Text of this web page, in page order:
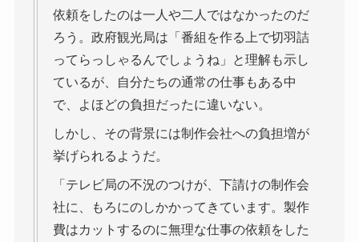
依頼をしたのは一人や二人ではなかったのだ
ろう。政府観光局は「番組を作る上で切羽詰
ってらっしゃるんでしょうね」と理解も示し
ているが、自分たちの通常の仕事もある中
で、よほどの負担だったに違いない。
しかし、その背景には制作会社への負担増が
挙げられるようだ。
「テレビ局の不況のつけが、下請けの制作会
社に、もろにのしかかってきています。製作
費はカットするのに無理な仕事の依頼をした